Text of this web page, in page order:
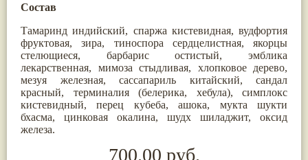
Состав
Тамаринд индийский, спаржа кистевидная, вудфортия
фруктовая, зира, тиноспора сердцелистная, якорцы
стелющиеся, барбарис остистый, эмблика
лекарственная, мимоза стыдливая, хлопковое дерево,
мезуя железная, сассапариль китайский, сандал
красный, терминалия (белерика, хебула), симплокс
кистевидный, перец кубеба, ашока, мукта шукти
бхасма, цинковая окалина, шудх шиладжит, оксид
железа.
700.00 руб.